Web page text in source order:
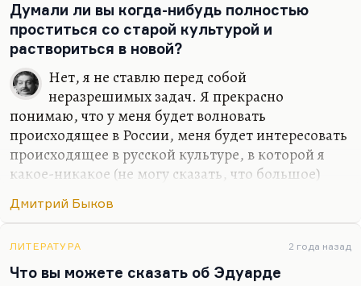
Что нет, то нет.
Земную предал неоднократно,
И…
Думали ли вы когда-нибудь полностью
проститься со старой культурой и
раствориться в новой?
Нет, я не ставлю перед собой
неразрешимых задач. Я прекрасно
понимаю, что у меня будет волновать
происходящее в России, меня будет интересовать
происходящее в русской культуре, в которой я
какое-никакое (не могу сказать, что большое)
безусловно. Сужу я об этом прежде всего по
студентов, славистов. Так что нет, я не думал
бросить то, что я там прожил и то, что я там
Дмитрий Быков
ЛИТЕРАТУРА 2 года назад
Что вы можете сказать об Эдуарде